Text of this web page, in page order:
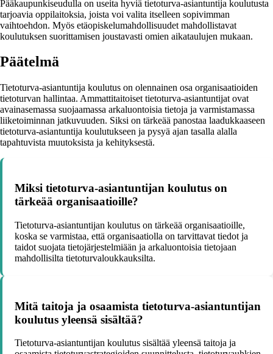
Pääkaupunkiseudulla on useita hyviä tietoturva-asiantuntija koulutusta
tarjoavia oppilaitoksia, joista voi valita itselleen sopivimman
vaihtoehdon. Myös etäopiskelumahdollisuudet mahdollistavat
koulutuksen suorittamisen joustavasti omien aikataulujen mukaan.
Päätelmä
Tietoturva-asiantuntija koulutus on olennainen osa organisaatioiden
tietoturvan hallintaa. Ammattitaitoiset tietoturva-asiantuntijat ovat
avainasemassa suojaamassa arkaluontoisia tietoja ja varmistamassa
liiketoiminnan jatkuvuuden. Siksi on tärkeää panostaa laadukkaaseen
tietoturva-asiantuntija koulutukseen ja pysyä ajan tasalla alalla
tapahtuvista muutoksista ja kehityksestä.
Miksi tietoturva-asiantuntijan koulutus on
tärkeää organisaatioille?
Tietoturva-asiantuntijan koulutus on tärkeää organisaatioille,
koska se varmistaa, että organisaatiolla on tarvittavat tiedot ja
taidot suojata tietojärjestelmiään ja arkaluontoisia tietojaan
mahdollisilta tietoturvaloukkauksilta.
Mitä taitoja ja osaamista tietoturva-asiantuntijan
koulutus yleensä sisältää?
Tietoturva-asiantuntijan koulutus sisältää yleensä taitoja ja